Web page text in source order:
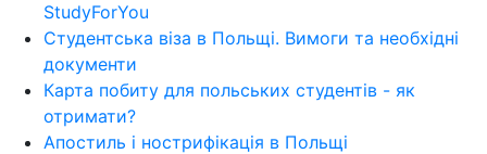
StudyForYou
Студентська віза в Польщі. Вимоги та необхідні
документи
Карта побиту для польських студентів - як
отримати?
Апостиль і нострифікація в Польщі